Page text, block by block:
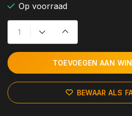
Op voorraad
TOEVOEGEN AAN
BEWAAR ALS